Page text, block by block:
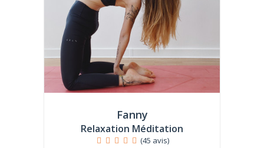
Fanny
Relaxation Méditation
(45 avis)